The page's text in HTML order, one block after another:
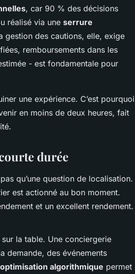
, car 90 % des décisions
réalisé via une serrure
gestion des cautions, elle, exige
remboursements dans les
- est fondamentale pour
une expérience. C’est pourquoi
en moins de deux heures, fait
durée
qu’une question de localisation.
est actionné au bon moment.
et un excellent rendement.
sur la table. Une conciergerie
demande, des événements
optimisation algorithmique permet